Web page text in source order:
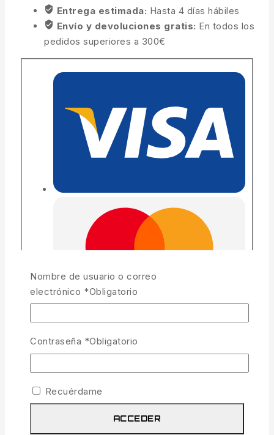
Entrega estimada: Hasta 4 días hábiles
Envío y devoluciones gratis: En todos los
pedidos superiores a 300€
Nombre de usuario o correo
electrónico *Obligatorio
Contraseña *Obligatorio
Recuérdame
ACCEDER